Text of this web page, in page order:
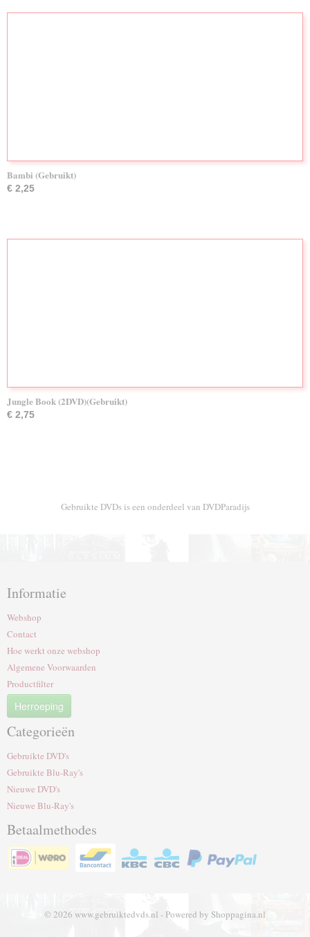
Bambi (Gebruikt)
€ 2,25
Jungle Book (2DVD)(Gebruikt)
€ 2,75
Gebruikte DVDs is een onderdeel van DVDParadijs
Informatie
Webshop
Contact
Hoe werkt onze webshop
Algemene Voorwaarden
Productfilter
Herroeping
Categorieën
Gebruikte DVD's
Gebruikte Blu-Ray's
Nieuwe DVD's
Nieuwe Blu-Ray's
Betaalmethodes
© 2026 www.gebruiktedvds.nl - Powered by Shoppagina.nl